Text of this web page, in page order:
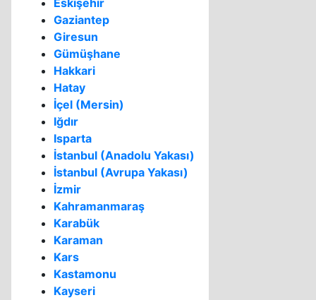
Eskişehir
Gaziantep
Giresun
Gümüşhane
Hakkari
Hatay
İçel (Mersin)
Iğdır
Isparta
İstanbul (Anadolu Yakası)
İstanbul (Avrupa Yakası)
İzmir
Kahramanmaraş
Karabük
Karaman
Kars
Kastamonu
Kayseri